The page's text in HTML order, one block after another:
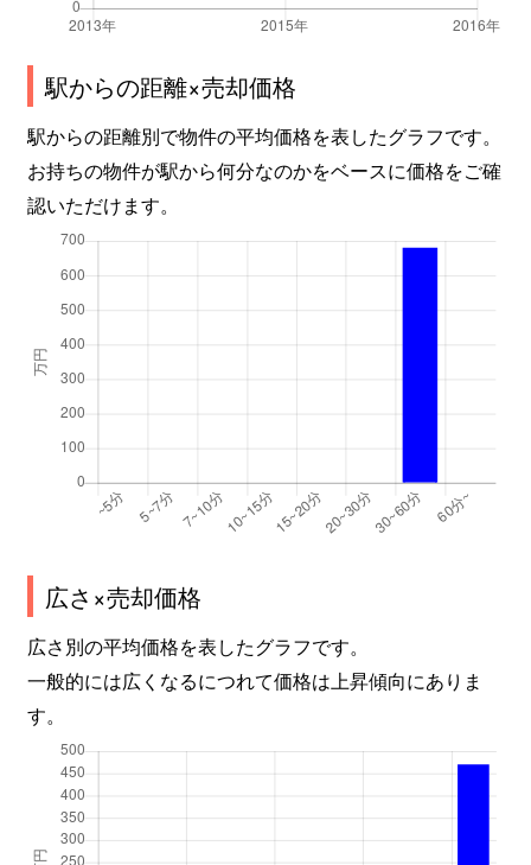
駅からの距離×売却価格
駅からの距離別で物件の平均価格を表したグラフです。
お持ちの物件が駅から何分なのかをベースに価格をご確
認いただけます。
広さ×売却価格
広さ別の平均価格を表したグラフです。
一般的には広くなるにつれて価格は上昇傾向にありま
す。